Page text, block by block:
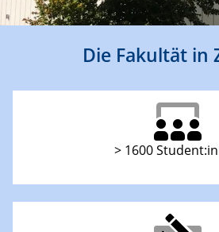
Die Fakultät in
> 1600